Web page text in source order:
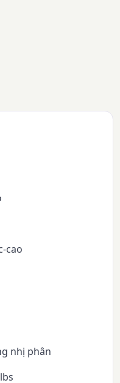
cao
nhị phân